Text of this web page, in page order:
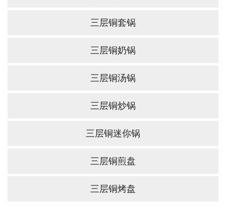
三层铜套锅
三层铜奶锅
三层铜汤锅
三层铜炒锅
三层铜迷你锅
三层铜煎盘
三层铜烤盘